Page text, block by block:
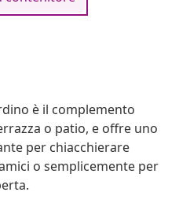
è il complemento
o patio, e offre uno
per chiacchierare
o semplicemente per